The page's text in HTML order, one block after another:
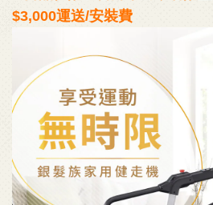
$3,000運送/安裝費